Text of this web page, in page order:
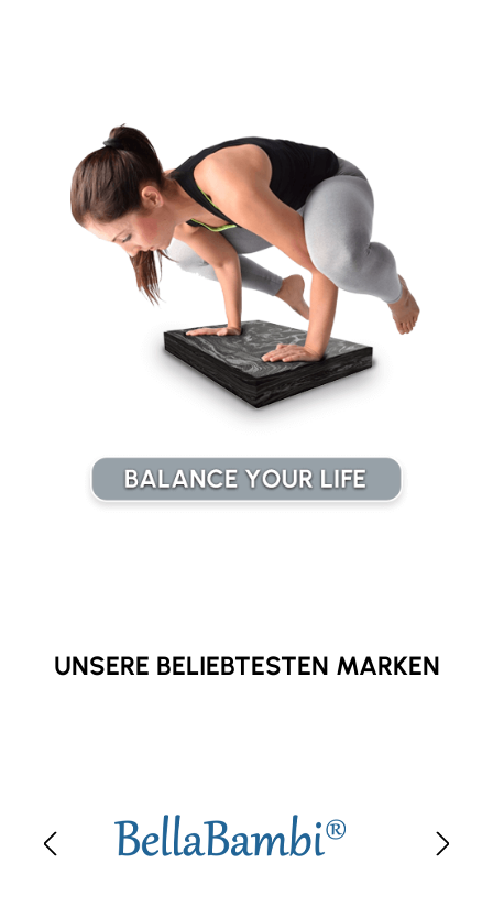
UNSERE BELIEBTESTEN MARKEN